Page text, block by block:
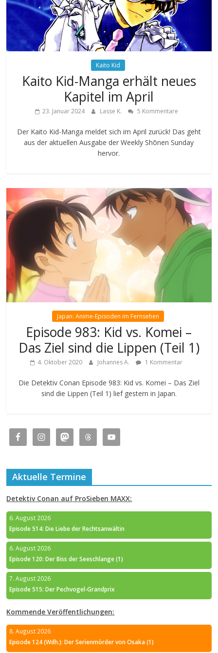
Kaito Kid
Kaito Kid-Manga erhält neues
Kapitel im April
23. Januar 2024 Lasse K. 5 Kommentare
Der Kaito Kid-Manga meldet sich im April zurück! Das geht
aus der aktuellen Ausgabe der Weekly Shōnen Sunday
hervor.
Japan: Anime-Episoden im Fernsehen
Episode 983: Kid vs. Komei –
Das Ziel sind die Lippen (Teil 1)
4. Oktober 2020 Johannes A. 1 Kommentar
Die Detektiv Conan Episode 983: Kid vs. Komei – Das Ziel
sind die Lippen (Teil 1) lief gestern in Japan.
Aktuelle Termine
Detektiv Conan auf ProSieben MAXX:
6. August 2026
Episode 514: Die Liebe der Rechtsanwältin
6. August 2026
Episode 120: Der Biss der Seeschlange (1)
7. August 2026
Episode 515: Der Pechvogel-Grandprix
Kommende Veröffentlichungen:
8. August 2026
Episode 124 (Wdh.): Der Serienmörder von Osaka (1)